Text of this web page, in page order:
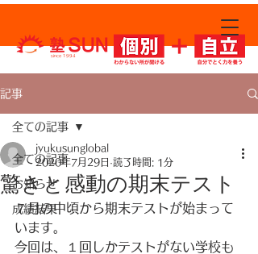
since 1994
記事
全ての記事
お知らせ
成績結果
全ての記事
驚きと感動の期末テスト
jyukusunglobal
2020年7月29日 読了時間: 1分
７月の中頃から期末テストが始まって
います。
今回は、１回しかテストがない学校も